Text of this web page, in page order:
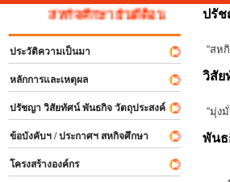
สหกิจศึกษา ยินดีต้อนรับ
ประวัติความเป็นมา
หลักการและเหตุผล
ปรัชญา วิสัยทัศน์ พันธกิจ วัตถุประสงค์
ข้อบังคับฯ / ประกาศฯ สหกิจศึกษา
โครงสร้างองค์กร
ปรั
“สห
วิสัย
“มุ่ง
พัน